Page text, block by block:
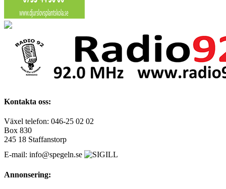
Kontakta oss:
Växel telefon: 046-25 02 02
Box 830
245 18 Staffanstorp
E-mail: info@spegeln.se
Annonsering: